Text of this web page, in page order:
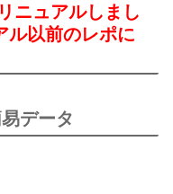
ニュアルしまし
ル以前のレポに
データ